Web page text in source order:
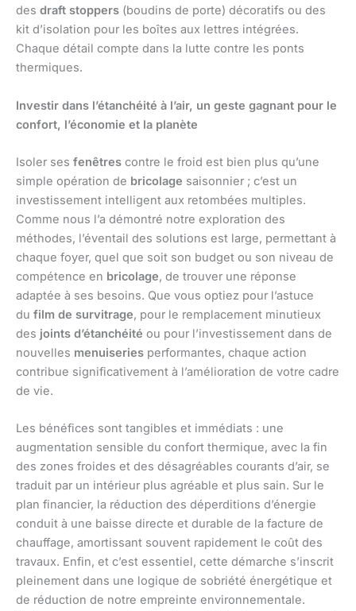
des draft stoppers (boudins de porte) décoratifs ou des
kit d’isolation pour les boîtes aux lettres intégrées.
Chaque détail compte dans la lutte contre les ponts
thermiques.
Investir dans l’étanchéité à l’air, un geste gagnant pour le
confort, l’économie et la planète
Isoler ses fenêtres contre le froid est bien plus qu’une
simple opération de bricolage saisonnier ; c’est un
investissement intelligent aux retombées multiples.
Comme nous l’a démontré notre exploration des
méthodes, l’éventail des solutions est large, permettant à
chaque foyer, quel que soit son budget ou son niveau de
compétence en bricolage, de trouver une réponse
adaptée à ses besoins. Que vous optiez pour l’astuce
du film de survitrage, pour le remplacement minutieux
des joints d’étanchéité ou pour l’investissement dans de
nouvelles menuiseries performantes, chaque action
contribue significativement à l’amélioration de votre cadre
de vie.
Les bénéfices sont tangibles et immédiats : une
augmentation sensible du confort thermique, avec la fin
des zones froides et des désagréables courants d’air, se
traduit par un intérieur plus agréable et plus sain. Sur le
plan financier, la réduction des déperditions d’énergie
conduit à une baisse directe et durable de la facture de
chauffage, amortissant souvent rapidement le coût des
travaux. Enfin, et c’est essentiel, cette démarche s’inscrit
pleinement dans une logique de sobriété énergétique et
de réduction de notre empreinte environnementale.